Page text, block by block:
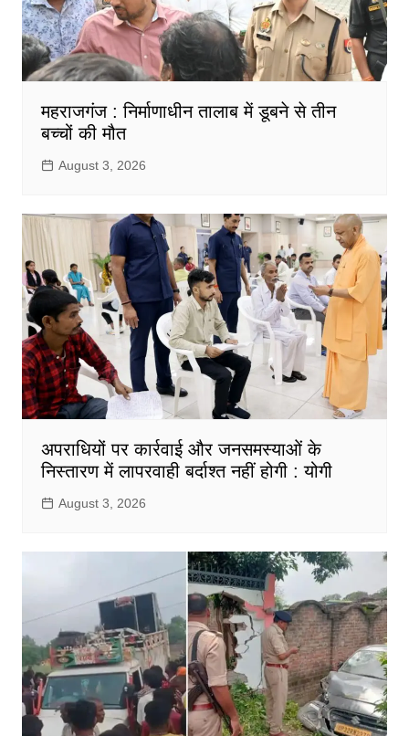
महराजगंज : निर्माणाधीन तालाब में डूबने से तीन
बच्चों की मौत
August 3, 2026
अपराधियों पर कार्रवाई और जनसमस्याओं के
निस्तारण में लापरवाही बर्दाश्त नहीं होगी : योगी
August 3, 2026